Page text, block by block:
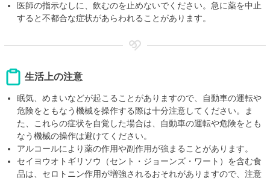
医師の指示なしに、飲むのを止めないでください。急に薬を中止
すると不都合な症状があらわれることがあります。
生活上の注意
眠気、めまいなどが起こることがありますので、自動車の運転や
危険をともなう機械を操作する際は十分注意してください。ま
た、これらの症状を自覚した場合は、自動車の運転や危険をとも
なう機械の操作は避けてください。
アルコールにより薬の作用や副作用が強まることがあります。
セイヨウオトギリソウ（セント・ジョーンズ・ワート）を含む食
品は、セロトニン作用が増強されるおそれがありますので、注意